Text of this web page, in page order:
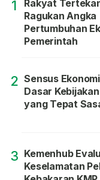
1
Rakyat
Ragukan Angka
Pertumbuhan
Pemerintah
2 Sensus
Dasar
yang Tepat
3 Kemenhub
Keselamatan